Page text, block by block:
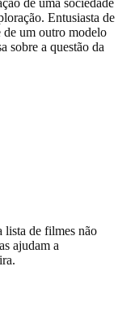
de uma sociedade
Entusiasta de
de um outro modelo
sobre a questão da
lista de filmes não
ajudam a